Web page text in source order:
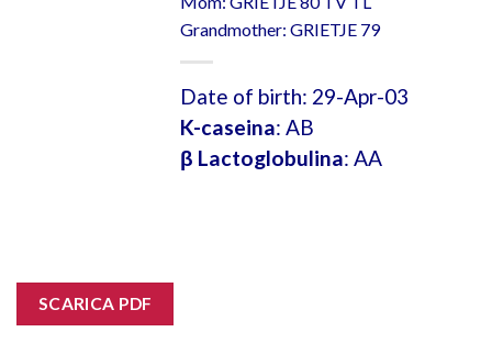
Grandmother: GRIETJE 79
Date of birth: 29-Apr-03
K-caseina: AB
β Lactoglobulina: AA
SCARICA PDF